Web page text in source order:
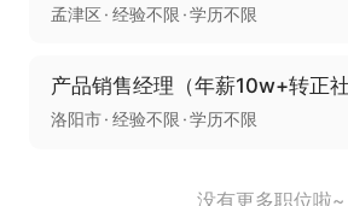
孟津区 经验不限 学历不限
洛阳市 经验不限 学历不限
没有更多职位啦~